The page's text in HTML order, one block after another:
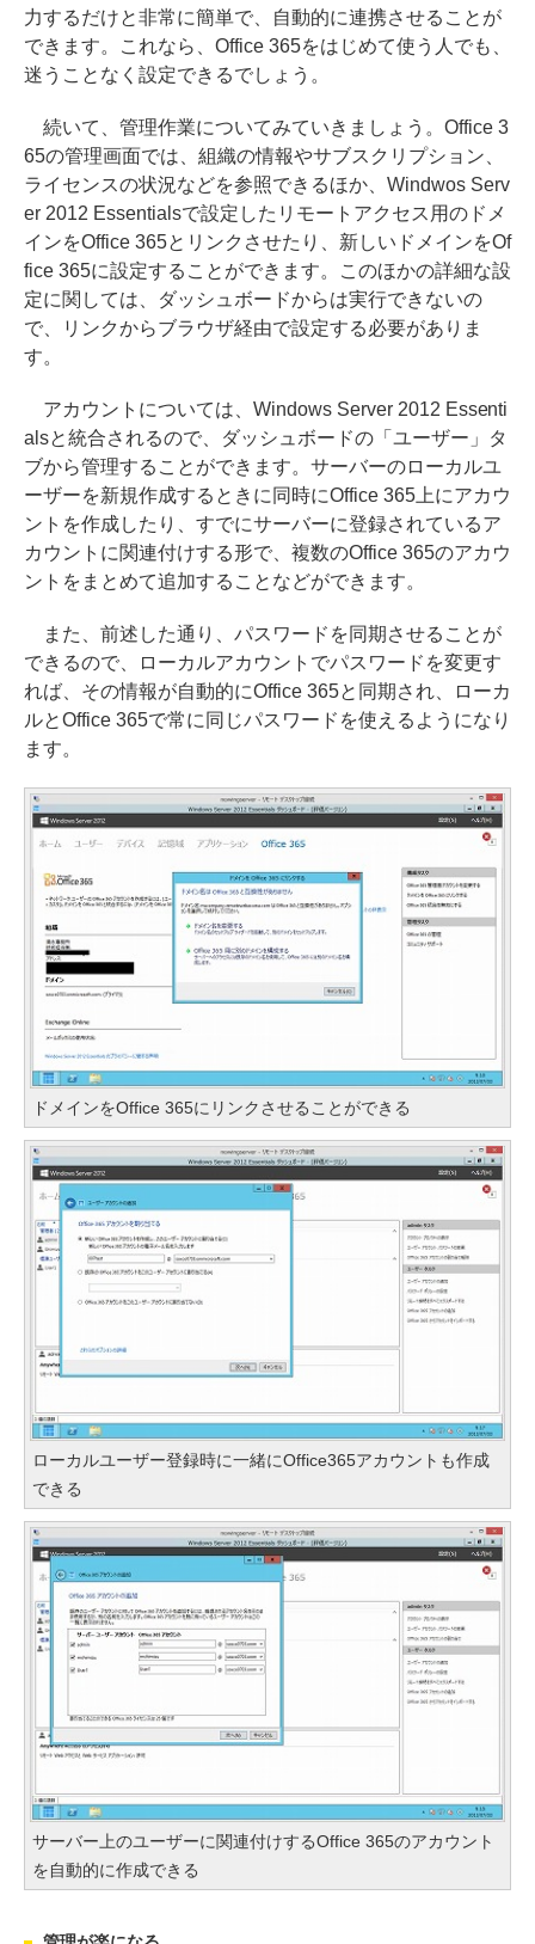
力するだけと非常に簡単で、自動的に連携させることが
できます。これなら、Office 365をはじめて使う人でも、
迷うことなく設定できるでしょう。
続いて、管理作業についてみていきましょう。Office 3
65の管理画面では、組織の情報やサブスクリプション、
ライセンスの状況などを参照できるほか、Windwos Serv
er 2012 Essentialsで設定したリモートアクセス用のドメ
インをOffice 365とリンクさせたり、新しいドメインをOf
fice 365に設定することができます。このほかの詳細な設
定に関しては、ダッシュボードからは実行できないの
で、リンクからブラウザ経由で設定する必要がありま
す。
アカウントについては、Windows Server 2012 Essenti
alsと統合されるので、ダッシュボードの「ユーザー」タ
ブから管理することができます。サーバーのローカルユ
ーザーを新規作成するときに同時にOffice 365上にアカウ
ントを作成したり、すでにサーバーに登録されているア
カウントに関連付けする形で、複数のOffice 365のアカウ
ントをまとめて追加することなどができます。
また、前述した通り、パスワードを同期させることが
できるので、ローカルアカウントでパスワードを変更す
れば、その情報が自動的にOffice 365と同期され、ローカ
ルとOffice 365で常に同じパスワードを使えるようになり
ます。
ドメインをOffice 365にリンクさせることができる
ローカルユーザー登録時に一緒にOffice365アカウントも作成
できる
サーバー上のユーザーに関連付けするOffice 365のアカウント
を自動的に作成できる